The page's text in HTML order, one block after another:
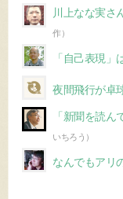
川上なな実さ
作）
「自己表現」
夜間飛行が卓
「新聞を読
いちろう）
なんでもアリ